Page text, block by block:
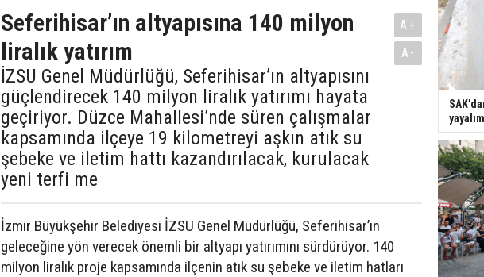
Seferihisar’ın altyapısına 140 milyon
liralık yatırım
İZSU Genel Müdürlüğü, Seferihisar’ın altyapısını
güçlendirecek 140 milyon liralık yatırımı hayata
geçiriyor. Düzce Mahallesi’nde süren çalışmalar
kapsamında ilçeye 19 kilometreyi aşkın atık su
şebeke ve iletim hattı kazandırılacak, kurulacak
yeni terfi me
A+
A-
İzmir Büyükşehir Belediyesi İZSU Genel Müdürlüğü, Seferihisar’ın
geleceğine yön verecek önemli bir altyapı yatırımını sürdürüyor. 140
milyon liralık proje kapsamında ilçenin atık su şebeke ve iletim hatları
yayalım